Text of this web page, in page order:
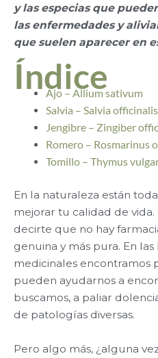
y las especias que
las enfermedades y
que suelen aparecer en
Índice
Ajo – Allium sativum
Salvia – Salvia officinalis
Jengibre – Zingiber
Romero – Rosmarinus
Tomillo – Thymus
En la naturaleza están
mejorar tu calidad de
decirte que no hay
genuina y más pura. En
medicinales encontramos
pueden ayudarnos a
buscamos, a paliar
de patologías diversas.
Pero algo más, ¿alguna